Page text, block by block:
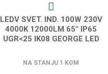
LEDV SVET. IND. 100W 230V
4000K 12000LM 65° IP65
UGR<25 IK08 GEORGE LED
NA STANJU 1 KOM